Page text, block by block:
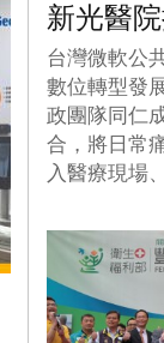
新光醫
台灣微軟公
數位轉型發
政團隊同仁
合，將日常
入醫療現場